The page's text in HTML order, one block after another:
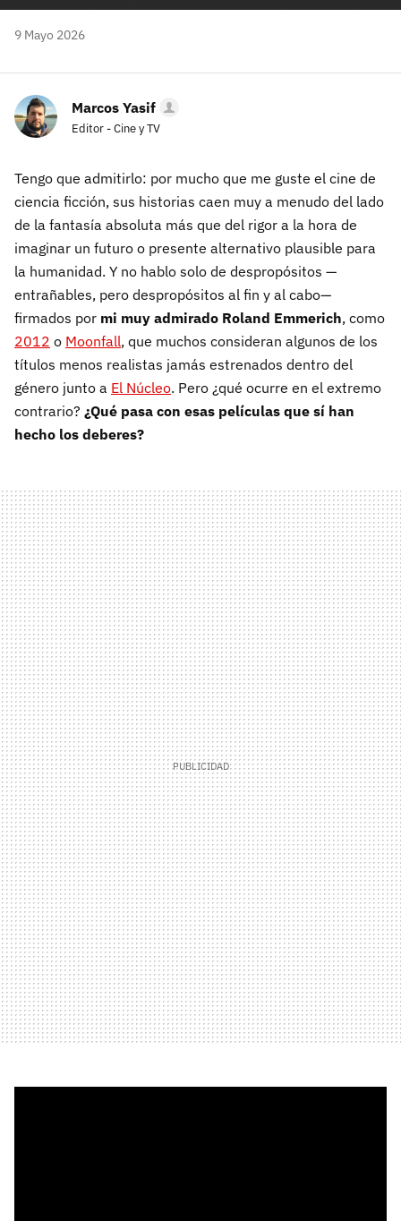
9 Mayo 2026
Marcos Yasif
Editor - Cine y TV
Tengo que admitirlo: por mucho que me guste el cine de
ciencia ficción, sus historias caen muy a menudo del lado
de la fantasía absoluta más que del rigor a la hora de
imaginar un futuro o presente alternativo plausible para
la humanidad. Y no hablo solo de despropósitos —
entrañables, pero despropósitos al fin y al cabo—
firmados por mi muy admirado Roland Emmerich, como
2012 o Moonfall, que muchos consideran algunos de los
títulos menos realistas jamás estrenados dentro del
género junto a El Núcleo. Pero ¿qué ocurre en el extremo
contrario? ¿Qué pasa con esas películas que sí han
hecho los deberes?